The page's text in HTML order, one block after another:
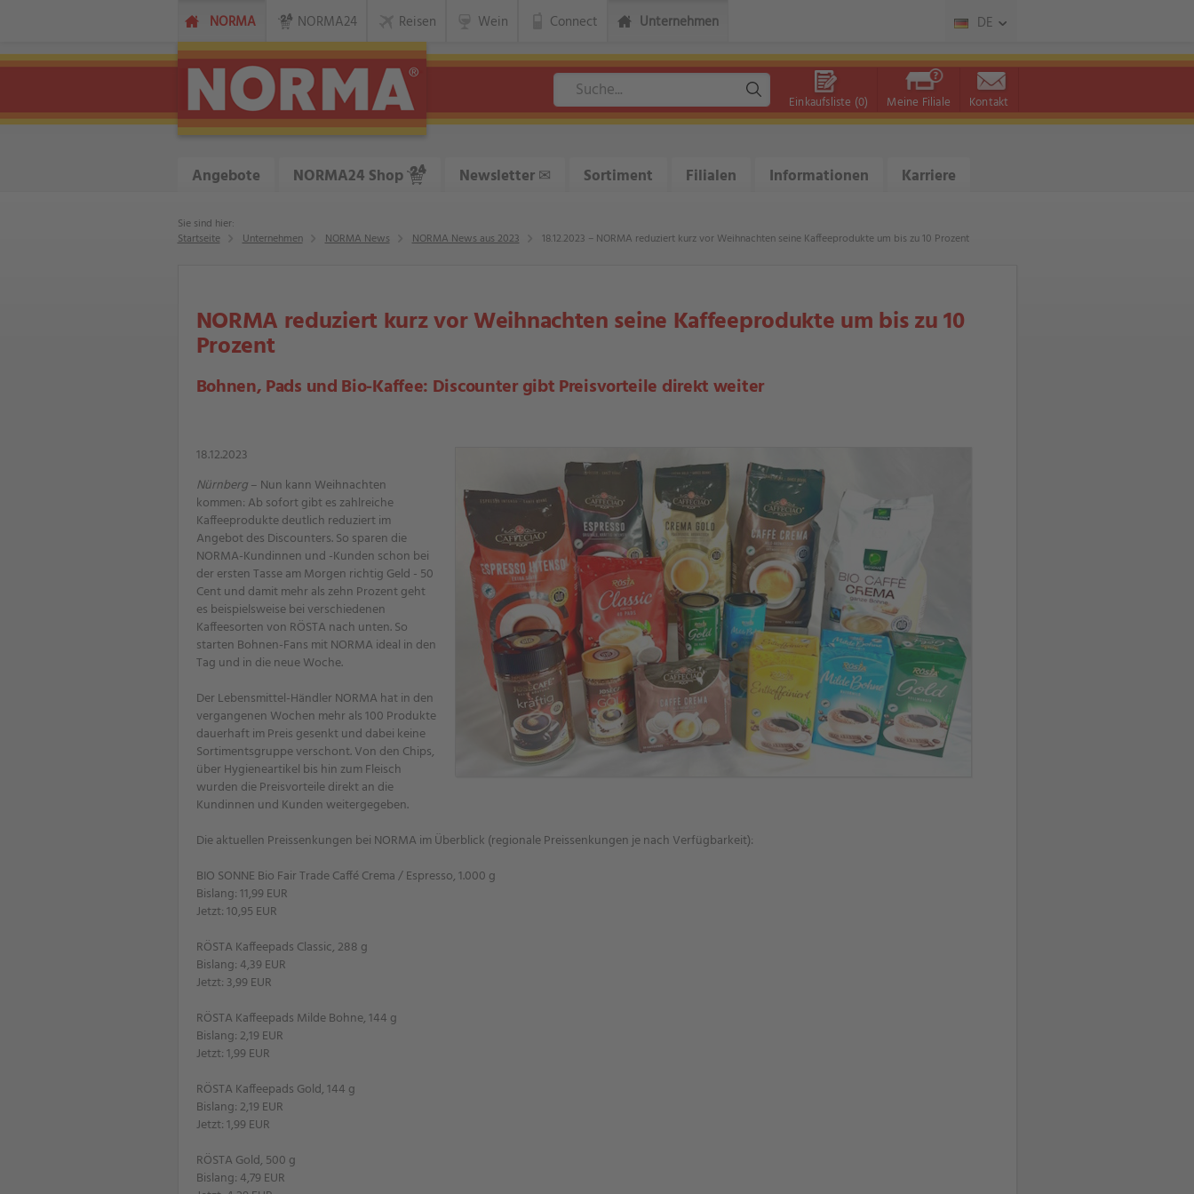
NORMA NORMA24 Reisen Wein Connect Unternehmen DE
Einkaufsliste (0) Meine Filiale Kontakt
Angebote NORMA24 Shop Newsletter✉ Sortiment Filialen Informationen Karriere
Sie sind hier:
Startseite
Unternehmen NORMA News NORMA News aus 2023 18.12.2023 – NORMA reduziert kurz vor Weihnachten seine Kaffeeprodukte um bis zu 10 Prozent
NORMA reduziert kurz vor Weihnachten seine Kaffeeprodukte um bis zu 10
Prozent
Bohnen, Pads und Bio-Kaffee: Discounter gibt Preisvorteile direkt weiter
18.12.2023
Nürnberg– Nun kann Weihnachten
kommen: Ab sofort gibt es zahlreiche
Kaffeeprodukte deutlich reduziert im
Angebot des Discounters. So sparen die
NORMA-Kundinnen und -Kunden schon bei
der ersten Tasse am Morgen richtig Geld - 50
Cent und damit mehr als zehn Prozent geht
es beispielsweise bei verschiedenen
Kaffeesorten von RÖSTA nach unten. So
starten Bohnen-Fans mit NORMA ideal in den
Tag und in die neue Woche.
Der Lebensmittel-Händler NORMA hat in den
vergangenen Wochen mehr als 100 Produkte
dauerhaft im Preis gesenkt und dabei keine
Sortimentsgruppe verschont. Von den Chips,
über Hygieneartikel bis hin zum Fleisch
wurden die Preisvorteile direkt an die
Kundinnen und Kunden weitergegeben.
Die aktuellen Preissenkungen bei NORMA im Überblick (regionale Preissenkungen je nach Verfügbarkeit):
BIO SONNE Bio Fair Trade Caffé Crema / Espresso, 1.000 g
Bislang: 11,99 EUR
Jetzt: 10,95 EUR
RÖSTA Kaffeepads Classic, 288 g
Bislang: 4,39 EUR
Jetzt: 3,99 EUR
RÖSTA Kaffeepads Milde Bohne, 144 g
Bislang: 2,19 EUR
Jetzt: 1,99 EUR
RÖSTA Kaffeepads Gold, 144 g
Bislang: 2,19 EUR
Jetzt: 1,99 EUR
RÖSTA Gold, 500 g
Bislang: 4,79 EUR